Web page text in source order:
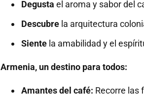
Degusta el aroma y sabor del
Descubre la arquitectura
Siente la amabilidad y el
Armenia, un destino para todos:
Amantes del café: Recorre las